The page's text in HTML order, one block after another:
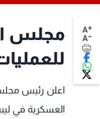
A+
A-
مجلس
اعلن رئيس
العسكرية في